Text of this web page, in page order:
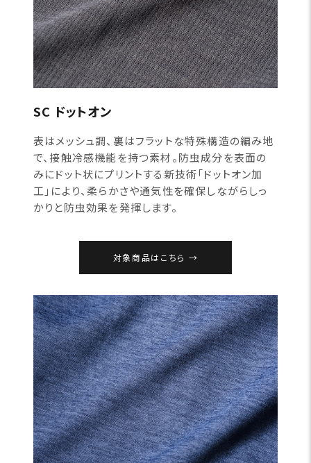
SC ドットオン
表はメッシュ調、裏はフラットな特殊構造の編み地
で、接触冷感機能を持つ素材。防虫成分を表面の
みにドット状にプリントする新技術「ドットオン加
工」により、柔らかさや通気性を確保しながらしっ
かりと防虫効果を発揮します。
対象商品はこちら